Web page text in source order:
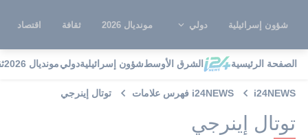
شؤون إسرائيلية دولي مونديال 2026 ثقافة اقتصاد
الصفحة الرئيسية الشرق الأوسطشؤون إسرائيليةدوليمونديال 2026
i24NEWS i24NEWS فهرس علامات توتال إينرجي
توتال إينرجي